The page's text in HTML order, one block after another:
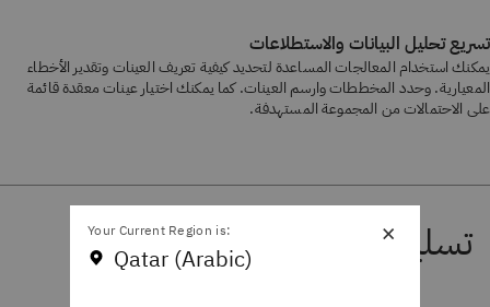
تسريع تحليل البيانات والاستطلاعات
يمكنك استخدام المعالجات المساعدة لتحديد كيفية تعريف العينات وتقدير الأخطاء
المعيارية. وحدد المخططات وارسم العينات. كما يمكنك اختيار عينات معقدة قائمة
على الاحتمالات من المجموعة المستهدفة.
×
Your Current Region is:
Qatar (Arabic)